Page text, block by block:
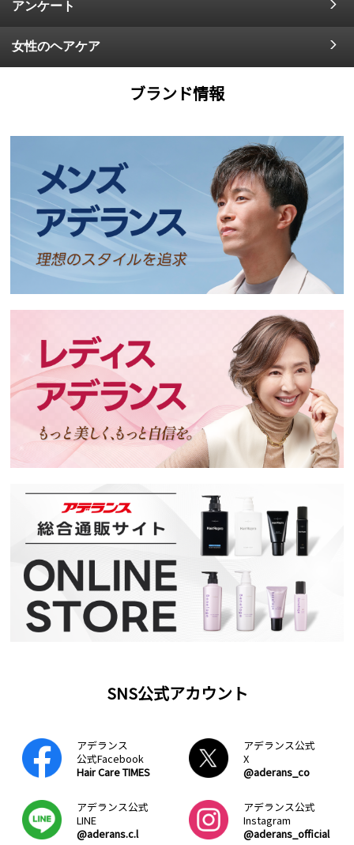
アンケート
女性のヘアケア
ブランド情報
SNS公式アカウント
アデランス
公式Facebook
Hair Care TIMES
アデランス公式
X
@aderans_co
アデランス公式
LINE
@aderans.c.l
アデランス公式
Instagram
@aderans_official